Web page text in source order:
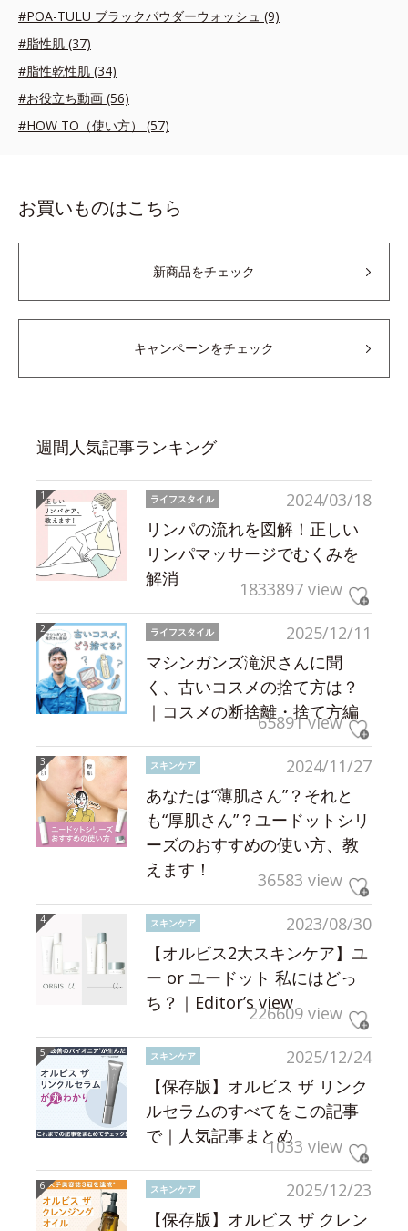
#POA-TULU ブラックパウダーウォッシュ (9)
#脂性肌 (37)
#脂性乾性肌 (34)
#お役立ち動画 (56)
#HOW TO（使い方） (57)
お買いものはこちら
新商品をチェック
キャンペーンをチェック
週間人気記事ランキング
2024/03/18
ライフスタイル
リンパの流れを図解！正しい
リンパマッサージでむくみを
解消
1833897 view
2025/12/11
ライフスタイル
マシンガンズ滝沢さんに聞
く、古いコスメの捨て方は？
｜コスメの断捨離・捨て方編
65891 view
2024/11/27
スキンケア
あなたは“薄肌さん”？それと
も“厚肌さん”？ユードットシリ
ーズのおすすめの使い方、教
えます！
36583 view
2023/08/30
スキンケア
【オルビス2大スキンケア】ユ
ー or ユードット 私にはどっ
ち？｜Editor’s view226609 view
2025/12/24
スキンケア
【保存版】オルビス ザ リンク
ルセラムのすべてをこの記事
で｜人気記事まとめ1033 view
2025/12/23
スキンケア
【保存版】オルビス ザ クレン